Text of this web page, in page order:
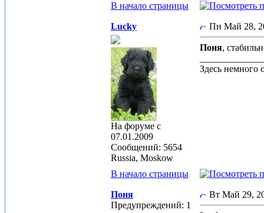
В начало страницы
Lucky
На форуме с
07.01.2009
Сообщений: 5654
Russia, Moskow
Пн Май 28,
Поня,
Здесь немного
В начало страницы
Поня
Предупреждений: 1
Вт Май 29,